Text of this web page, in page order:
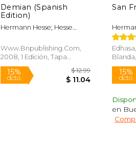
Demian (Spanish
Edition)
Hermann Hesse; Hesse
Www.bnpublishing.com,
2008, 1 Edición, Tapa
Blanda, Nuevo
San
en